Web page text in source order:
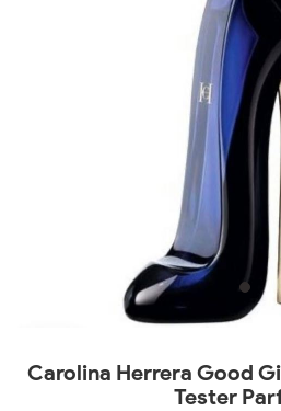
Carolina Herrera Good
Tester